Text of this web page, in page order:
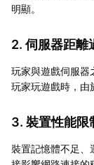
明顯。
2. 伺服器距離
玩家與遊戲伺服器
玩家玩遊戲時，由
3. 裝置性能限
裝置記憶體不足、